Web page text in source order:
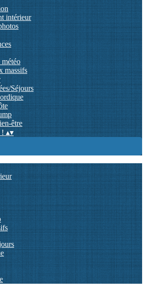
intérieur
massifs
Séjours
être
! ▴▾